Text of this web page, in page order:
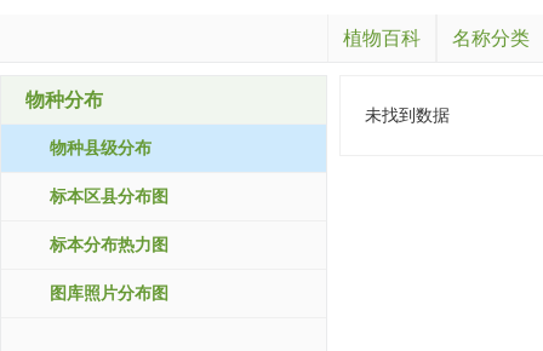
植物百科 名称分类
物种分布
物种县级分布
标本区县分布图
标本分布热力图
图库照片分布图
未找到数据